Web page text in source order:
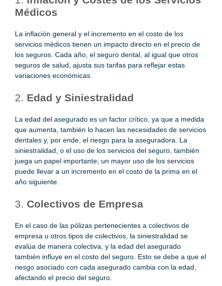
Médicos
La inflación general y el incremento en el costo de los
servicios médicos tienen un impacto directo en el precio de
los seguros. Cada año, el seguro dental, al igual que otros
seguros de salud, ajusta sus tarifas para reflejar estas
variaciones económicas.
2. Edad y Siniestralidad
La edad del asegurado es un factor crítico, ya que a medida
que aumenta, también lo hacen las necesidades de servicios
dentales y, por ende, el riesgo para la aseguradora. La
siniestralidad, o el uso de los servicios del seguro, también
juega un papel importante; un mayor uso de los servicios
puede llevar a un incremento en el costo de la prima en el
año siguiente.
3. Colectivos de Empresa
En el caso de las pólizas pertenecientes a colectivos de
empresa u otros tipos de colectivos, la siniestralidad se
evalúa de manera colectiva, y la edad del asegurado
también influye en el costo del seguro. Esto se debe a que el
riesgo asociado con cada asegurado cambia con la edad,
afectando el precio del seguro.